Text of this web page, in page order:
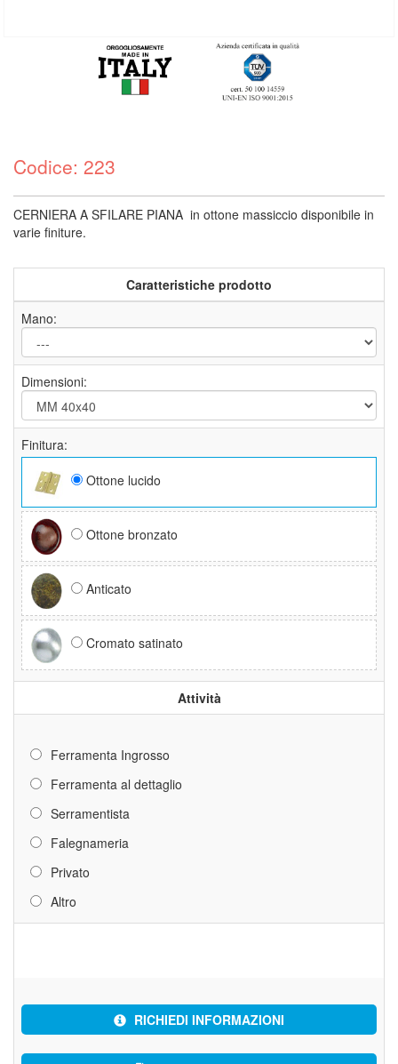
Codice: 223
CERNIERA A SFILARE PIANA in ottone massiccio disponibile in
varie finiture.
Caratteristiche prodotto
Mano:
Dimensioni:
Finitura:
Ottone lucido
Ottone bronzato
Anticato
Cromato satinato
Attività
Ferramenta Ingrosso
Ferramenta al dettaglio
Serramentista
Falegnameria
Privato
Altro
RICHIEDI INFORMAZIONI